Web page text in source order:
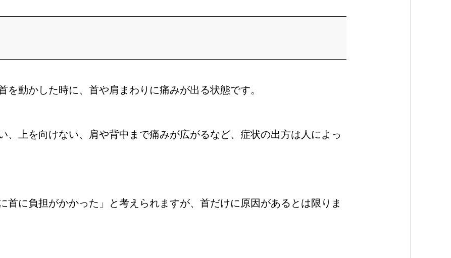
を動かした時に、首や肩まわりに痛みが出る状態です。
、上を向けない、肩や背中まで痛みが広がるなど、症状の出方は人によっ
首に負担がかかった」と考えられますが、首だけに原因があるとは限りま